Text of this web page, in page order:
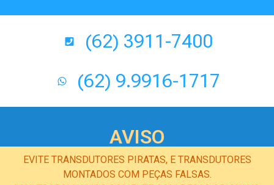
(62) 3911-7400
(62) 9.9916-1717
AVISO
EVITE TRANSDUTORES PIRATAS, E TRANSDUTORES
MONTADOS COM PEÇAS FALSAS.